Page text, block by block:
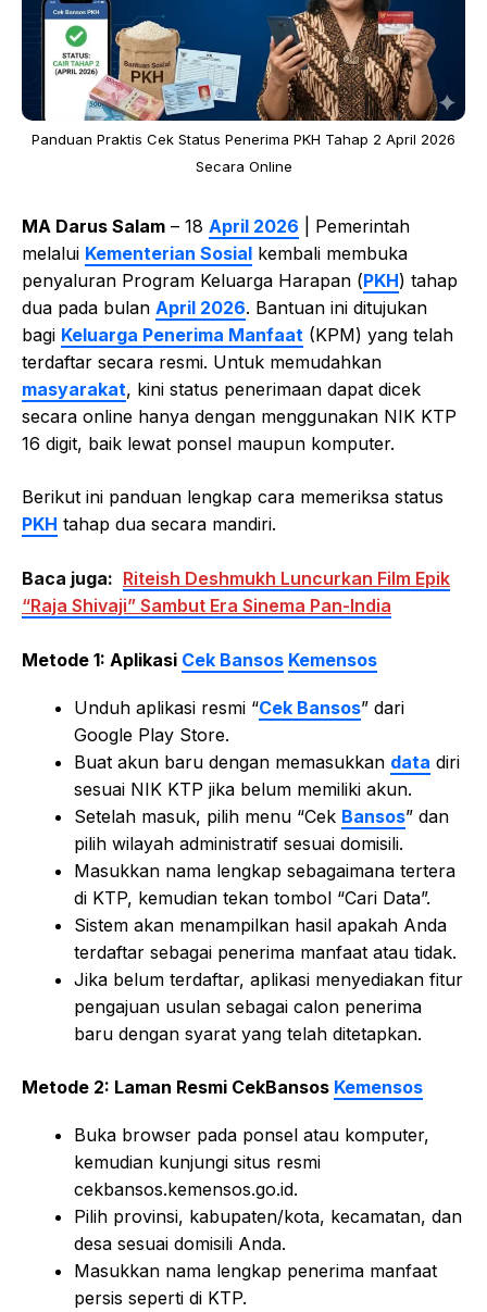
Panduan Praktis Cek Status Penerima PKH Tahap 2 April 2026
Secara Online
MA Darus Salam – 18 April 2026 | Pemerintah
melalui Kementerian Sosial kembali membuka
penyaluran Program Keluarga Harapan (PKH) tahap
dua pada bulan April 2026. Bantuan ini ditujukan
bagi Keluarga Penerima Manfaat (KPM) yang telah
terdaftar secara resmi. Untuk memudahkan
masyarakat, kini status penerimaan dapat dicek
secara online hanya dengan menggunakan NIK KTP
16 digit, baik lewat ponsel maupun komputer.
Berikut ini panduan lengkap cara memeriksa status
PKH tahap dua secara mandiri.
Baca juga: Riteish Deshmukh Luncurkan Film Epik
“Raja Shivaji” Sambut Era Sinema Pan-India
Metode 1: Aplikasi Cek Bansos Kemensos
Unduh aplikasi resmi “Cek Bansos” dari
Google Play Store.
Buat akun baru dengan memasukkan data diri
sesuai NIK KTP jika belum memiliki akun.
Setelah masuk, pilih menu “Cek Bansos” dan
pilih wilayah administratif sesuai domisili.
Masukkan nama lengkap sebagaimana tertera
di KTP, kemudian tekan tombol “Cari Data”.
Sistem akan menampilkan hasil apakah Anda
terdaftar sebagai penerima manfaat atau tidak.
Jika belum terdaftar, aplikasi menyediakan fitur
pengajuan usulan sebagai calon penerima
baru dengan syarat yang telah ditetapkan.
Metode 2: Laman Resmi CekBansos Kemensos
Buka browser pada ponsel atau komputer,
kemudian kunjungi situs resmi
cekbansos.kemensos.go.id.
Pilih provinsi, kabupaten/kota, kecamatan, dan
desa sesuai domisili Anda.
Masukkan nama lengkap penerima manfaat
persis seperti di KTP.